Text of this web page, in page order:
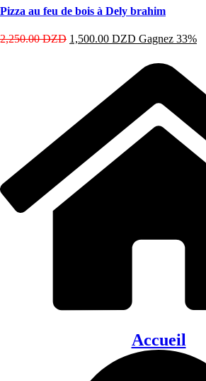
produit
plusieurs
variations.
Les
options
Pizza au feu de bois à Dely brahim
2,250.00DZD 1,500.00 DZD Gagnez 33%
Accueil